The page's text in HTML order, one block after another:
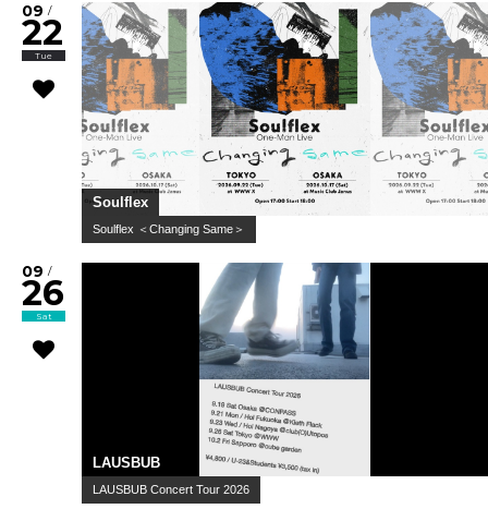
09 /
22
Tue
Soulflex
Soulflex ＜Changing Same＞
09 /
26
Sat
LAUSBUB
LAUSBUB Concert Tour 2026